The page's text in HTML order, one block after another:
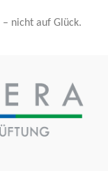
nicht auf Glück.